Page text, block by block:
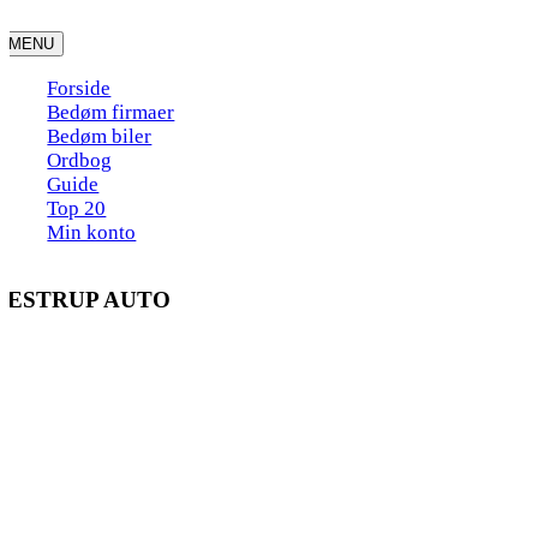
to
content
MENU
Forside
Bedøm firmaer
Bedøm biler
Ordbog
Guide
Top 20
Min konto
AUTO